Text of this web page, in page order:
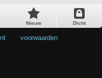
Nieuw Dicht
voorwaarden